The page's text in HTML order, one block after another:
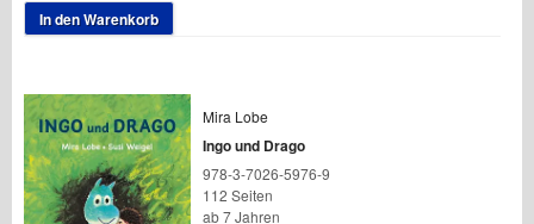
In den Warenkorb
Mira Lobe
Ingo und Drago
978-3-7026-5976-9
112 Seiten
ab 7 Jahren